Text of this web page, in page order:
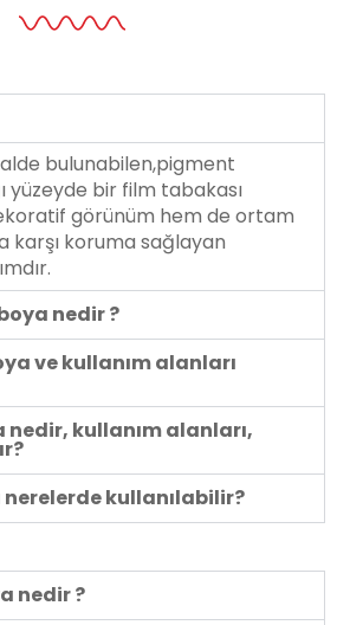
bulunabilen,pigment
yüzeyde bir film tabakası
görünüm hem de ortam
karşı koruma sağlayan
nedir ?
ve kullanım alanları
nedir, kullanım alanları,
kullanılabilir?
nedir ?